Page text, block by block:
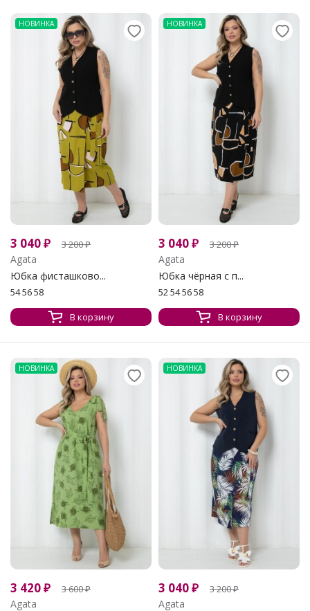
НОВИНКА
3 040₽ 3 200₽
Agata
Юбка фисташково...
54 56 58
В корзину
НОВИНКА
3 040₽ 3 200₽
Agata
Юбка чёрная с п...
52 54 56 58
В корзину
НОВИНКА
3 420₽ 3 600₽
Agata
НОВИНКА
3 040₽ 3 200₽
Agata